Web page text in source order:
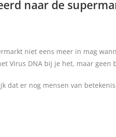
naar de
niet eens meer in mag
Virus DNA bij je het, maar geen
dat er nog mensen van